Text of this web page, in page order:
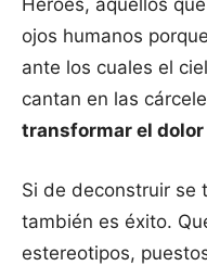
Héroes, aquellos
ojos humanos
ante los cuales el
cantan en las
transformar el dolor
Si de deconstruir se
también es éxito.
estereotipos,